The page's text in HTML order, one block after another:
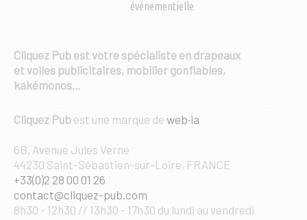
produit
événementielle
Cliquez Pub est votre spécialiste en drapeaux
et voiles publicitaires, mobilier gonflables,
kakémonos…
Cliquez Pub est une marque de web·ia
6B, Avenue Jules Verne
44230 Saint-Sébastien-sur-Loire, FRANCE
+33(0)2 28 00 01 26
contact@cliquez-pub.com
8h30 - 12h30 // 13h30 - 17h30 du lundi au vendredi